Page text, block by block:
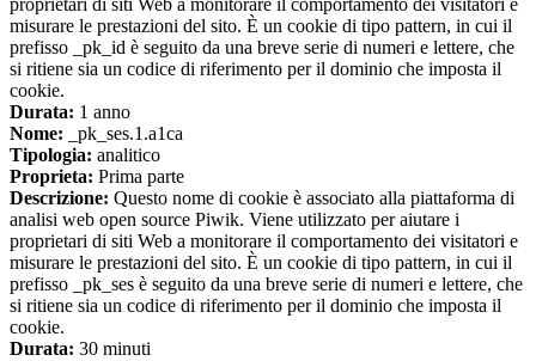
proprietari di siti Web a monitorare il comportamento dei visitatori e
misurare le prestazioni del sito. È un cookie di tipo pattern, in cui il
prefisso _pk_id è seguito da una breve serie di numeri e lettere, che
si ritiene sia un codice di riferimento per il dominio che imposta il
cookie.
Durata: 1 anno
Nome: _pk_ses.1.a1ca
Tipologia: analitico
Proprieta: Prima parte
Descrizione: Questo nome di cookie è associato alla piattaforma di
analisi web open source Piwik. Viene utilizzato per aiutare i
proprietari di siti Web a monitorare il comportamento dei visitatori e
misurare le prestazioni del sito. È un cookie di tipo pattern, in cui il
prefisso _pk_ses è seguito da una breve serie di numeri e lettere, che
si ritiene sia un codice di riferimento per il dominio che imposta il
cookie.
Durata: 30 minuti